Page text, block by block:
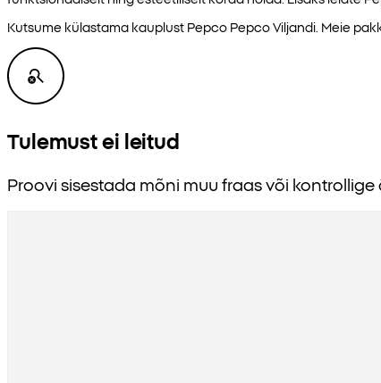
Kutsume külastama kauplust Pepco Pepco Viljandi. Meie
Tulemust ei leitud
Proovi sisestada mõni muu fraas või kontrollige